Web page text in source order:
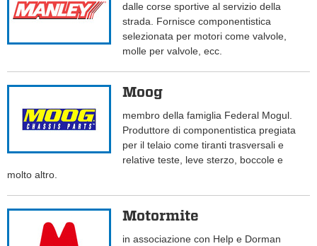
dalle corse sportive al servizio della
strada. Fornisce componentistica
selezionata per motori come valvole,
molle per valvole, ecc.
Moog
membro della famiglia Federal Mogul.
Produttore di componentistica pregiata
per il telaio come tiranti trasversali e
relative teste, leve sterzo, boccole e
molto altro.
Motormite
in associazione con Help e Dorman